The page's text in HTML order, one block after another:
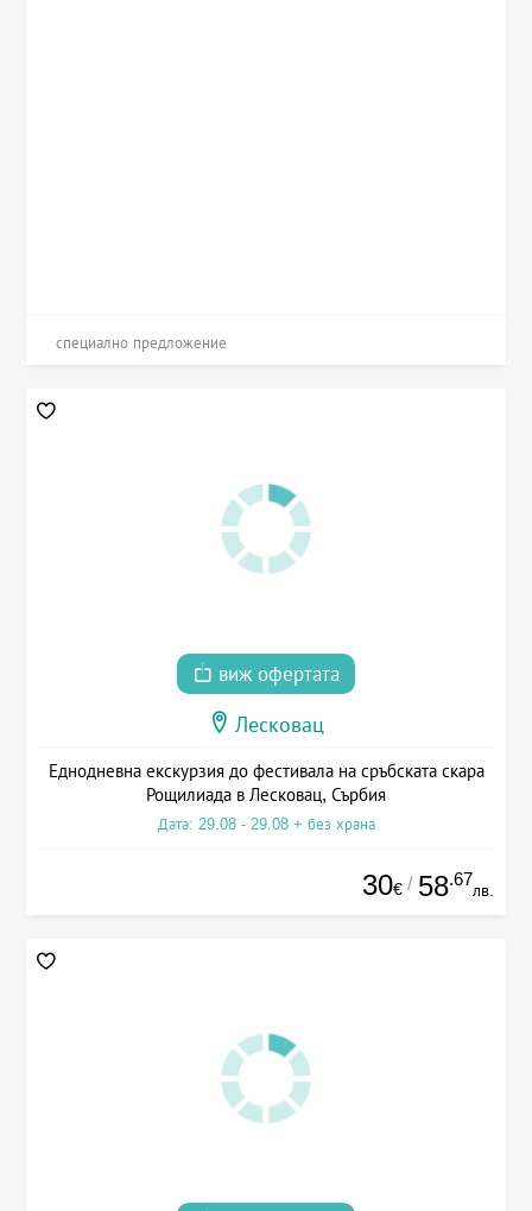
специално предложение
виж офертата
Лесковац
Еднодневна екскурзия до фестивала на сръбската скара
Рощилиада в Лесковац, Сърбия
Дата: 29.08 - 29.08 + без храна
30€ / 58.67
лв.